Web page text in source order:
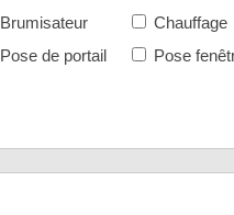
Brumisateur
Chauffage
Pose de portail
Pose